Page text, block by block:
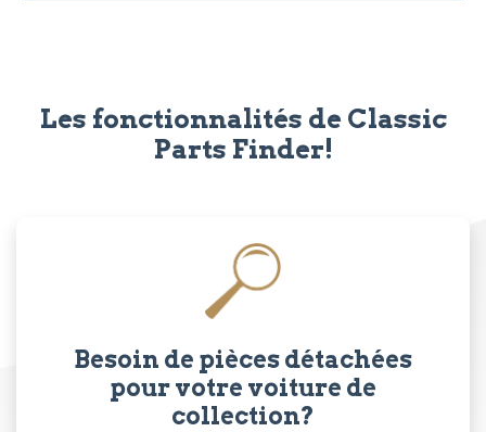
Les fonctionnalités de Classic
Parts Finder!
Besoin de pièces détachées
pour votre voiture de
collection?